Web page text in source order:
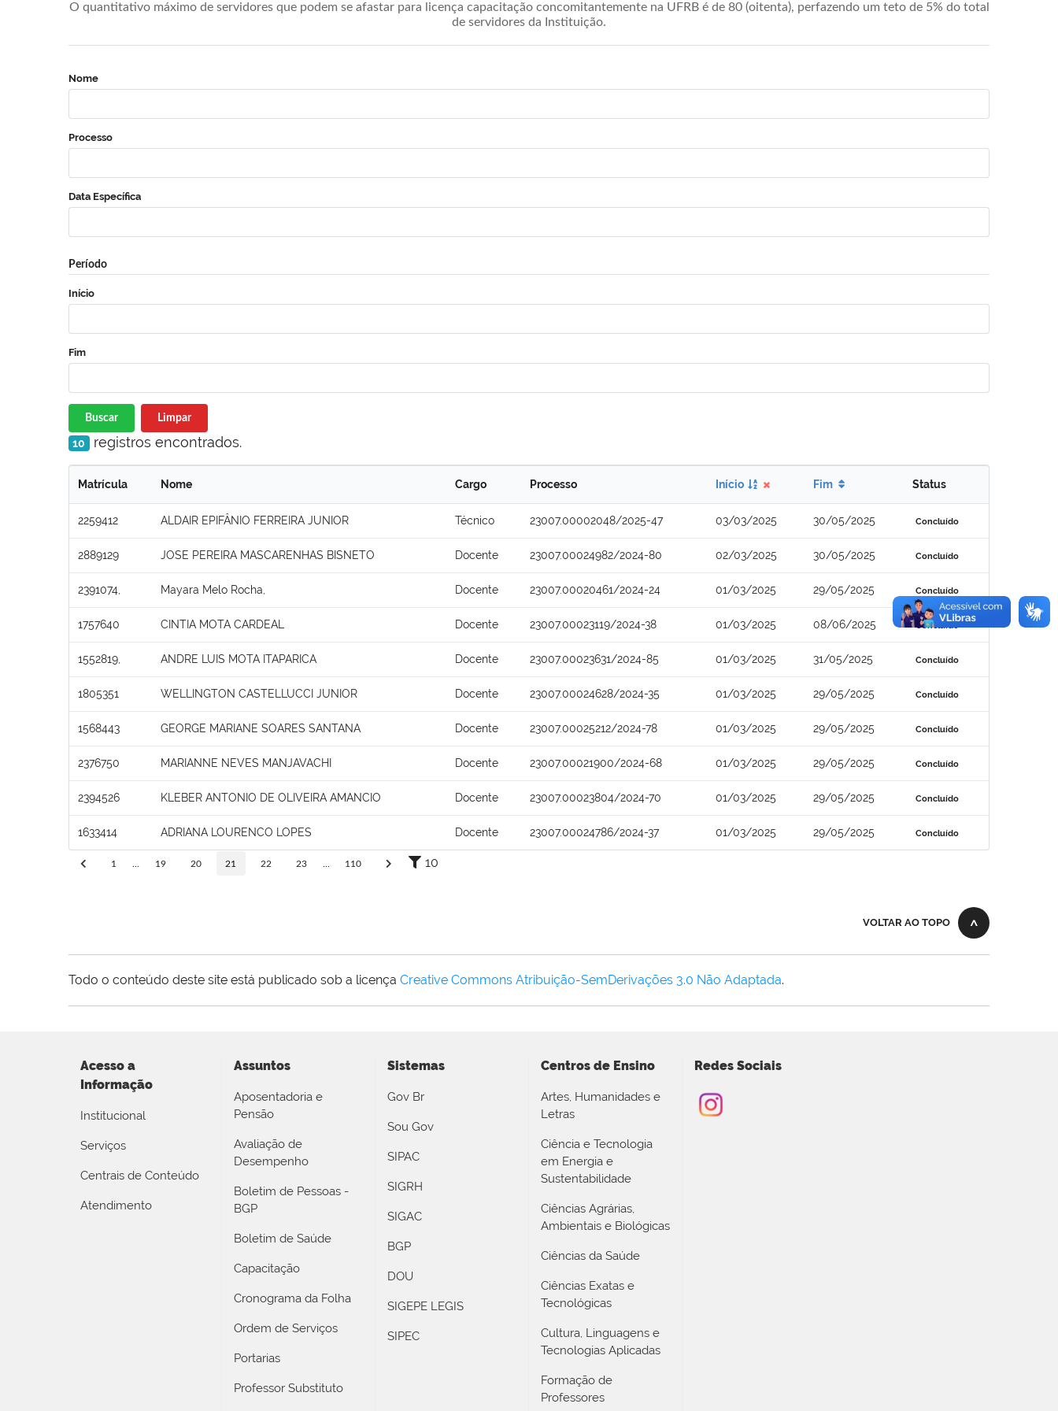
O quantitativo máximo de servidores que podem se afastar para licença capacitação concomitantemente na UFRB é de 80 (oitenta), perfazendo um teto de 5% do total
de servidores da Instituição.
Nome
Processo
Data Específica
Período
Início
Fim
Buscar Limpar
10 registros encontrados.
Matrícula Nome Cargo Processo Início Fim Status
2259412 ALDAIR EPIFÂNIO FERREIRA JUNIOR Técnico 23007.00002048/2025-47 03/03/2025 30/05/2025 Concluído
2889129 JOSE PEREIRA MASCARENHAS BISNETO Docente 23007.00024982/2024-80 02/03/2025 30/05/2025 Concluído
2391074, Mayara Melo Rocha, Docente 23007.00020461/2024-24 01/03/2025 29/05/2025 Concluído
1757640 CINTIA MOTA CARDEAL Docente 23007.00023119/2024-38 01/03/2025 08/06/2025 Concluído
1552819, ANDRE LUIS MOTA ITAPARICA Docente 23007.00023631/2024-85 01/03/2025 31/05/2025 Concluído
1805351 WELLINGTON CASTELLUCCI JUNIOR Docente 23007.00024628/2024-35 01/03/2025 29/05/2025 Concluído
1568443 GEORGE MARIANE SOARES SANTANA Docente 23007.00025212/2024-78 01/03/2025 29/05/2025 Concluído
2376750 MARIANNE NEVES MANJAVACHI Docente 23007.00021900/2024-68 01/03/2025 29/05/2025 Concluído
2394526 KLEBER ANTONIO DE OLIVEIRA AMANCIO Docente 23007.00023804/2024-70 01/03/2025 29/05/2025 Concluído
1633414 ADRIANA LOURENCO LOPES Docente 23007.00024786/2024-37 01/03/2025 29/05/2025 Concluído
1 19 20 21 22 23 110 10
VOLTAR AO TOPO
Todo o conteúdo deste site está publicado sob a licença Creative Commons Atribuição-SemDerivações 3.0 Não Adaptada.
Acesso a
Informação
Institucional
Serviços
Centrais de Conteúdo
Atendimento
Assuntos
Aposentadoria e
Pensão
Avaliação de
Desempenho
Boletim de Pessoas -
BGP
Boletim de Saúde
Capacitação
Cronograma da Folha
Ordem de Serviços
Portarias
Professor Substituto
Sistemas
Gov Br
Sou Gov
SIPAC
SIGRH
SIGAC
BGP
DOU
SIGEPE LEGIS
SIPEC
Centros de Ensino
Artes, Humanidades e
Letras
Ciência e Tecnologia
em Energia e
Sustentabilidade
Ciências Agrárias,
Ambientais e Biológicas
Ciências da Saúde
Ciências Exatas e
Tecnológicas
Cultura, Linguagens e
Tecnologias Aplicadas
Formação de
Professores
Redes Sociais